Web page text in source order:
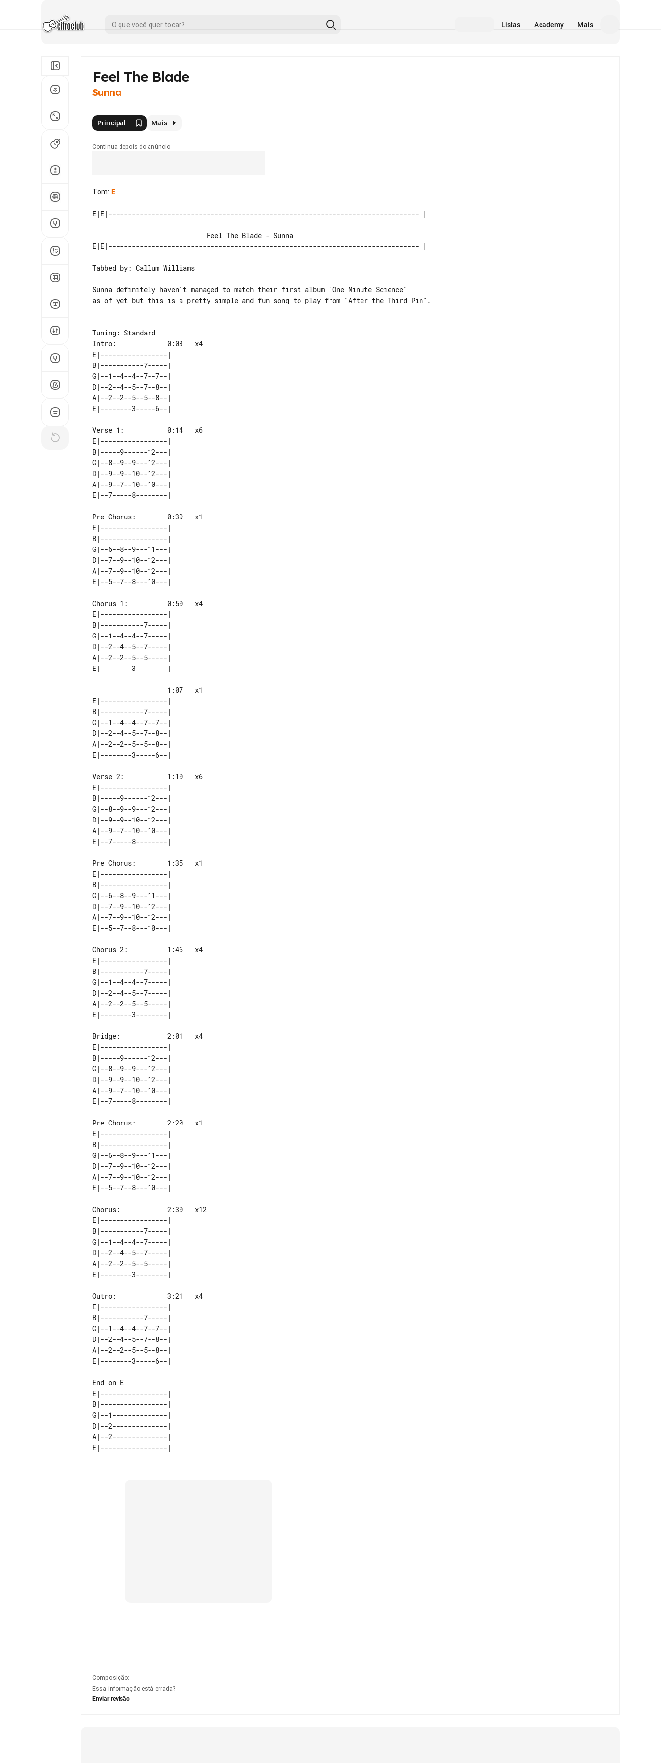
Listas Academy Mais
Feel The Blade
Sunna
Principal Mais
Continua depois do anúncio
Tom: E
Tabbed by: Callum Williams
Sunna definitely haven't managed to match their first album "One Minute Science"
as of yet but this is a pretty simple and fun song to play from "After the Third Pin".
Intro:             0:03   x4
E|-----------------|
B|-----------7-----|
G|--1--4--4--7--7--|
D|--2--4--5--7--8--|
A|--2--2--5--5--8--|
Verse 1:           0:14   x6
E|-----------------|
B|-----9------12---|
G|--8--9--9---12---|
D|--9--9--10--12---|
A|--9--7--10--10---|
Pre Chorus:        0:39   x1
E|-----------------|
B|-----------------|
G|--6--8--9---11---|
D|--7--9--10--12---|
A|--7--9--10--12---|
Chorus 1:          0:50   x4
E|-----------------|
B|-----------7-----|
G|--1--4--4--7-----|
D|--2--4--5--7-----|
A|--2--2--5--5-----|
E|-----------------|
B|-----------7-----|
G|--1--4--4--7--7--|
D|--2--4--5--7--8--|
A|--2--2--5--5--8--|
Verse 2:           1:10   x6
E|-----------------|
B|-----9------12---|
G|--8--9--9---12---|
D|--9--9--10--12---|
A|--9--7--10--10---|
Pre Chorus:        1:35   x1
E|-----------------|
B|-----------------|
G|--6--8--9---11---|
D|--7--9--10--12---|
A|--7--9--10--12---|
Chorus 2:          1:46   x4
E|-----------------|
B|-----------7-----|
G|--1--4--4--7-----|
D|--2--4--5--7-----|
A|--2--2--5--5-----|
Bridge:            2:01   x4
E|-----------------|
B|-----9------12---|
G|--8--9--9---12---|
D|--9--9--10--12---|
A|--9--7--10--10---|
Pre Chorus:        2:20   x1
E|-----------------|
B|-----------------|
G|--6--8--9---11---|
D|--7--9--10--12---|
A|--7--9--10--12---|
Chorus:            2:30   x12
E|-----------------|
B|-----------7-----|
G|--1--4--4--7-----|
D|--2--4--5--7-----|
A|--2--2--5--5-----|
Outro:             3:21   x4
E|-----------------|
B|-----------7-----|
G|--1--4--4--7--7--|
D|--2--4--5--7--8--|
A|--2--2--5--5--8--|
End on E
E|-----------------|
B|-----------------|
G|--1--------------|
D|--2--------------|
A|--2--------------|
Composição:
Essa informação está errada?
Enviar revisão